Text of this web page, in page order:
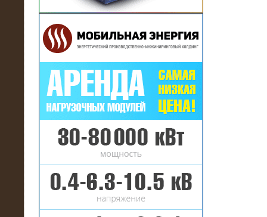
16.01.2017
Аренда нагрузочного комплекса 22
МВт (10 кВ) на газовое
месторождение